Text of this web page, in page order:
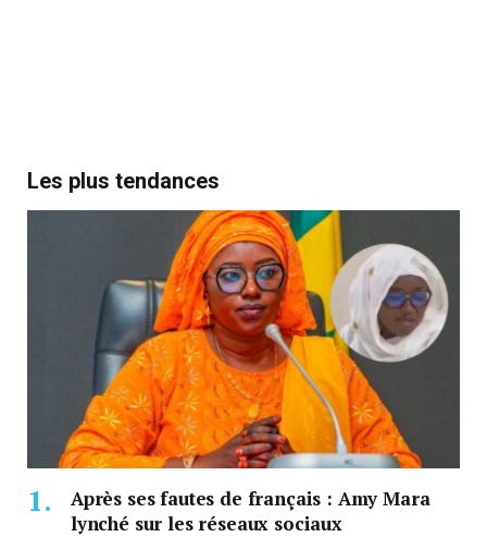
Les plus tendances
Après ses fautes de français : Amy Mara
lynché sur les réseaux sociaux